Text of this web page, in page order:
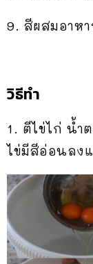
9. สีผสมอาห
วิธีทำ
1. ตีไข่ไก่ น้ำ
ไข่มีสีอ่อนลง